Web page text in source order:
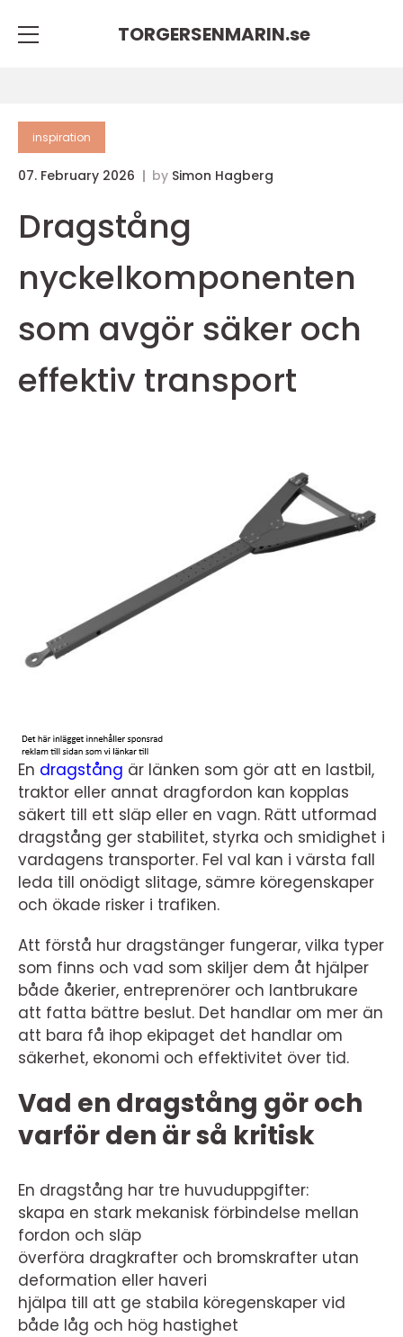
TORGERSENMARIN.se
inspiration
07. February 2026 by Simon Hagberg
Dragstång
nyckelkomponenten
som avgör säker och
effektiv transport
En dragstång är länken som gör att en lastbil,
traktor eller annat dragfordon kan kopplas
säkert till ett släp eller en vagn. Rätt utformad
dragstång ger stabilitet, styrka och smidighet i
vardagens transporter. Fel val kan i värsta fall
leda till onödigt slitage, sämre köregenskaper
och ökade risker i trafiken.
Att förstå hur dragstänger fungerar, vilka typer
som finns och vad som skiljer dem åt hjälper
både åkerier, entreprenörer och lantbrukare
att fatta bättre beslut. Det handlar om mer än
att bara få ihop ekipaget det handlar om
säkerhet, ekonomi och effektivitet över tid.
Vad en dragstång gör och
varför den är så kritisk
En dragstång har tre huvuduppgifter:
skapa en stark mekanisk förbindelse mellan
fordon och släp
överföra dragkrafter och bromskrafter utan
deformation eller haveri
hjälpa till att ge stabila köregenskaper vid
både låg och hög hastighet